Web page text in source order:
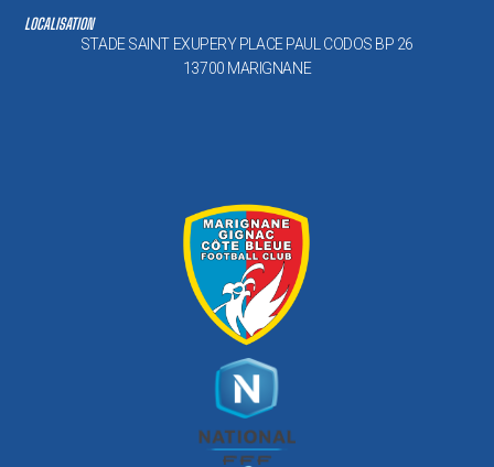
LOCALISATION
STADE SAINT EXUPERY PLACE PAUL CODOS BP 26
13700 MARIGNANE